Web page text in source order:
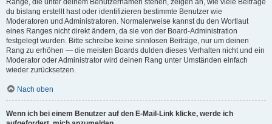
Ränge, die unter deinem Benutzernamen stehen, zeigen an, wie viele Beiträge
du bislang erstellt hast oder identifizieren bestimmte Benutzer wie
Moderatoren und Administratoren. Normalerweise kannst du den Wortlaut
eines Ranges nicht direkt ändern, da sie von der Board-Administration
festgelegt wurden. Bitte schreibe keine sinnlosen Beiträge, nur um deinen
Rang zu erhöhen — die meisten Boards dulden dieses Verhalten nicht und ein
Moderator oder Administrator wird deinen Rang unter Umständen einfach
wieder zurücksetzen.
Nach oben
Wenn ich bei einem Benutzer auf den E-Mail-Link klicke, werde ich